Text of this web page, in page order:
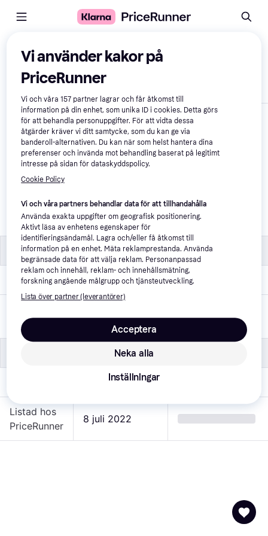
Jämför produkter
Visa endast skillnader
Vänster Volvo C30
137 kr
Typ Typ
Bilmärke Volvo
fordon
Bil
Listad hos
PriceRunner
8 juli 2022
Vi använder kakor på
PriceRunner
Vi och våra157 partner lagrar och får åtkomst till
information på din enhet, som unika ID i cookies. Detta görs
för att behandla personuppgifter. För att vidta dessa
åtgärder kräver vi ditt samtycke, som du kan ge via
banderoll-alternativen. Du kan när som helst hantera dina
preferenser och invända mot behandling baserat på legitimt
intresse på sidan för dataskyddspolicy.
Cookie Policy
Vi och våra partners behandlar data för att tillhandahålla
Använda exakta uppgifter om geografisk positionering.
Aktivt läsa av enhetens egenskaper för
identifieringsändamål. Lagra och/eller få åtkomst till
information på en enhet. Mäta reklamprestanda. Använda
begränsade data för att välja reklam. Personanpassad
reklam och innehåll, reklam- och innehållsmätning,
forskning angående målgrupp och tjänsteutveckling.
Lista över partner (leverantörer)
Neka alla
Acceptera
Inställningar